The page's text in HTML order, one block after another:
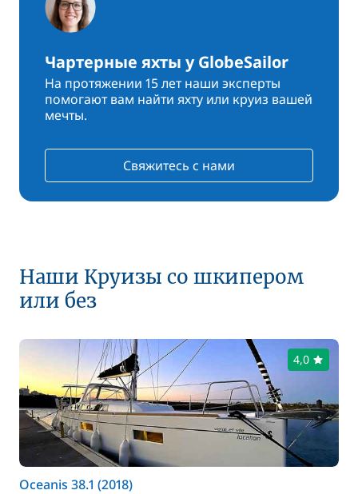
Чартерные яхты у GlobeSailor
На протяжении 15 лет наши эксперты
помогают вам найти яхту или круиз вашей
мечты.
Свяжитесь с нами
Наши Круизы со шкипером
или без
4,0
Oceanis 38.1 (2018)